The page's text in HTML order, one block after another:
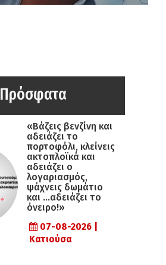
Πρόσφατα
«Βάζεις βενζίνη και
αδειάζει το
πορτοφόλι, κλείνεις
ακτοπλοϊκά και
αδειάζει ο
λογαριασμός,
ψάχνεις δωμάτιο
και …αδειάζει το
όνειρο!»
07-08-2026 |
Κατιούσα